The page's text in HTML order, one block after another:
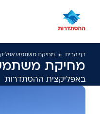
מרכזי
דף הבית מחיקת משתמש
מחיקת
באפליקצית ההסתדרות